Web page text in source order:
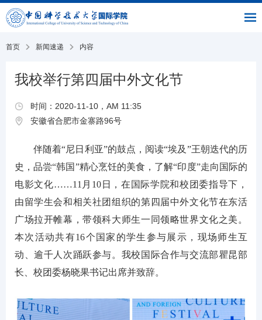
主
页
|
交
|
书
馆
|
接
English
首页 新闻速递 内容
我校举行第四届中外文化节
时间：2020-11-10，AM 11:35
安徽省合肥市金寨路96号
伴随着“尼日利亚”的鼓点，阅读“埃及”王朝迭代的历
史，品尝“韩国”精心烹饪的美食，了解“印度”走向国际的
电影文化……11月10日，在国际学院和校团委指导下，
由留学生会和相关社团组织的第四届中外文化节在东活
广场拉开帷幕，带领科大师生一同领略世界文化之美。
本次活动共有16个国家的学生参与展示，现场师生互
动、逾千人次踊跃参与。我校国际合作与交流部瞿昆部
长、校团委杨晓果书记出席并致辞。